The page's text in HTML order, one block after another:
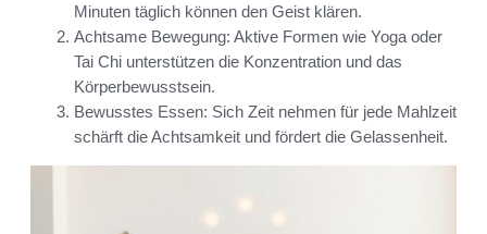
Minuten täglich können den Geist klären.
Achtsame Bewegung: Aktive Formen wie Yoga oder
Tai Chi unterstützen die Konzentration und das
Körperbewusstsein.
Bewusstes Essen: Sich Zeit nehmen für jede Mahlzeit
schärft die Achtsamkeit und fördert die Gelassenheit.